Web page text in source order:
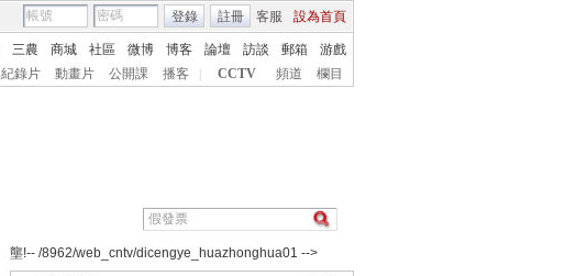
客服 設為首頁
登錄 註冊
三農 商城 社區 微博 博客 論壇 訪談 郵箱
游戲
紀錄片 動畫片 公開課 播客 CCTV 頻道 欄目
壟!-- /8962/web_cntv/dicengye_huazhonghua01 -->